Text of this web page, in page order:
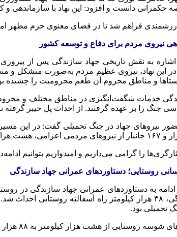
حکمرانی دانست و افزود: این نهاد با
فراهم شد تا در فضای معنوی حرم مطهر امام
نیروی مردم برای دفاع و توسعه کشور
به نقش تاریخی جهاد سازندگی پس از
در این نهاد، نیروی عظیم مردم به‌صورت متشکل
و مناطق محروم آن طعم محرومیت را چشیده
خدمات شگفت‌انگیزی در مناطق مختلف و
جنگ را بر عهده گرفتند. از احداث پل خیبر گرفته
را گرامی می‌داریم و امیدواریم بتوانیم
روستایی؛ دستاوردهای عمرانی جهاد سازندگی
به دستاوردهای عمرانی جهاد سازندگی در
فعالیت‌های جهاد سازندگی، ۳۸ هزار کیلومتر راه
تحمیلی بود.
کیلومتر افزایش یافت. همچنین تعداد روستاهای برخوردار از برق از چهار هزار و ۲۷۰ روستا پیش از انقلاب به ۴۱ هزار روستا رسید.